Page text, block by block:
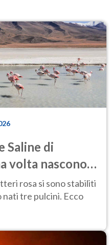
Saline di
volta nascono
rosa si sono stabiliti
nati tre pulcini. Ecco